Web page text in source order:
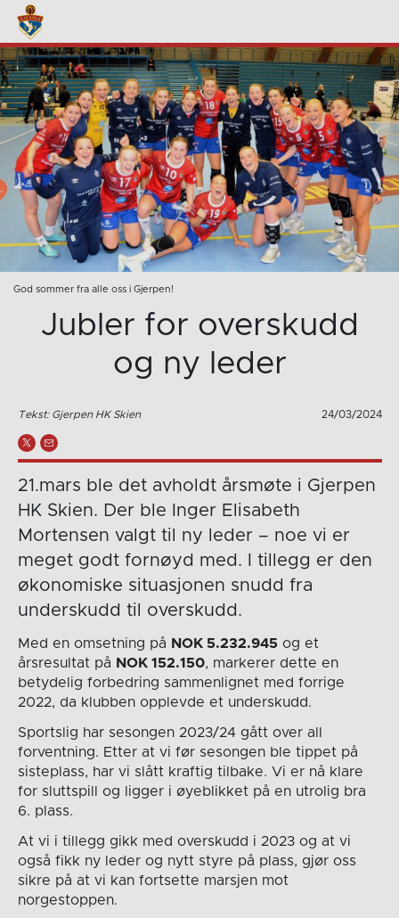
God sommer fra alle oss i Gjerpen!
Jubler for overskudd
og ny leder
Tekst: Gjerpen HK Skien 24/03/2024
21.mars ble det avholdt årsmøte i Gjerpen
HK Skien. Der ble Inger Elisabeth
Mortensen valgt til ny leder – noe vi er
meget godt fornøyd med. I tillegg er den
økonomiske situasjonen snudd fra
underskudd til overskudd.
Med en omsetning på NOK 5.232.945og et
årsresultat på NOK 152.150, markerer dette en
betydelig forbedring sammenlignet med forrige
2022, da klubben opplevde et underskudd.
Sportslig har sesongen 2023/24 gått over all
forventning. Etter at vi før sesongen ble tippet på
sisteplass, har vi slått kraftig tilbake. Vi er nå klare
for sluttspill og ligger i øyeblikket på en utrolig bra
6. plass.
At vi i tillegg gikk med overskudd i 2023 og at vi
også fikk ny leder og nytt styre på plass, gjør oss
sikre på at vi kan fortsette marsjen mot
norgestoppen.